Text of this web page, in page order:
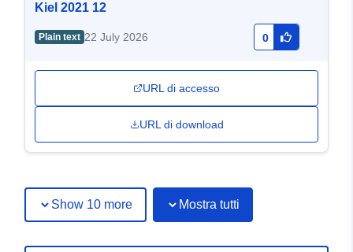
Kiel 2021 12
Plain text 22 July 2026 0
URL di accesso
URL di download
Show 10 more Mostra tutti